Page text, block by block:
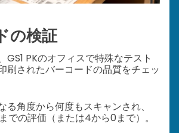
の検証
GS1 PKのオフィスで特殊なテスト
刷されたバーコードの品質をチェッ
る角度から何度もスキャンされ、
での評価（または4から0まで）。